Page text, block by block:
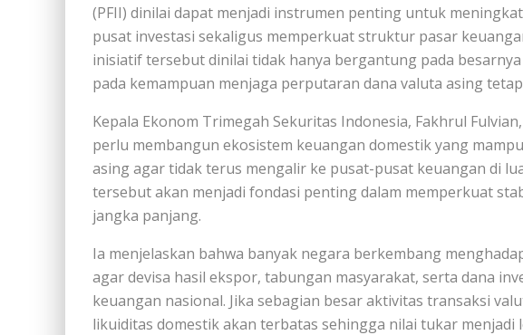
(PFII) dinilai dapat menjadi instrumen penting untuk
pusat investasi sekaligus memperkuat struktur pasar
inisiatif tersebut dinilai tidak hanya bergantung pada
pada kemampuan menjaga perputaran dana valuta asing
Kepala Ekonom Trimegah Sekuritas Indonesia, Fakhrul
perlu membangun ekosistem keuangan domestik yang
asing agar tidak terus mengalir ke pusat-pusat keuangan di
tersebut akan menjadi fondasi penting dalam memperkuat
jangka panjang.
Ia menjelaskan bahwa banyak negara berkembang
agar devisa hasil ekspor, tabungan masyarakat, serta dana
keuangan nasional. Jika sebagian besar aktivitas transaksi
likuiditas domestik akan terbatas sehingga nilai tukar